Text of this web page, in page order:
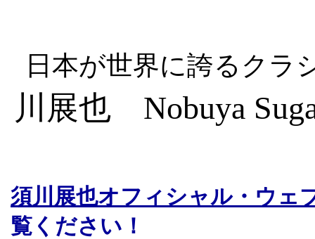
日本が世界に誇るクラ
川展也 Nobuya
須川展也オフィシャル・ウェ
覧ください！